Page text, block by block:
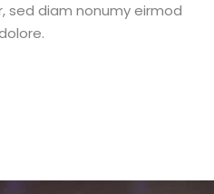
sed diam nonumy eirmod